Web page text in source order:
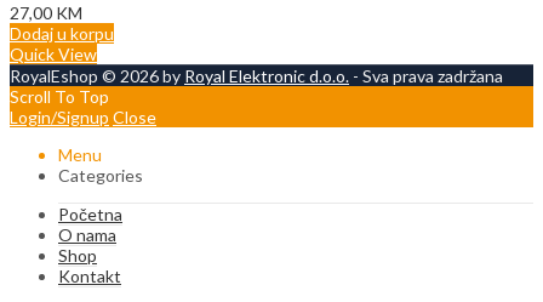
27,00 KM
Dodaj u korpu
Quick View
RoyalEshop © 2026 by Royal Elektronic d.o.o. - Sva prava zadržana
Scroll To Top
Login/Signup Close
Menu
Categories
Početna
O nama
Shop
Kontakt